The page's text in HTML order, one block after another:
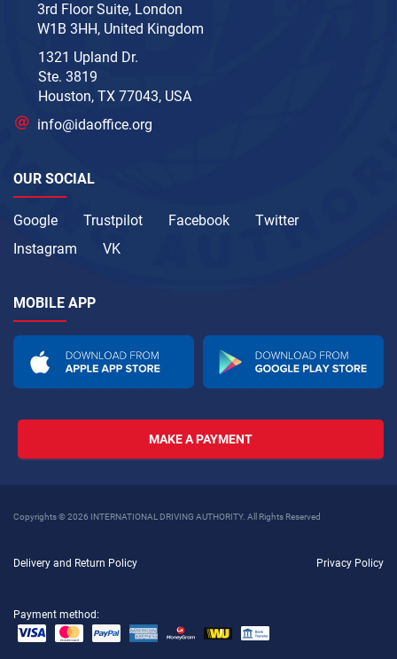
3rd Floor Suite, London
W1B 3HH, United Kingdom
1321 Upland Dr.
Ste. 3819
Houston, TX 77043, USA
info@idaoffice.org
OUR SOCIAL
Google Trustpilot Facebook
Twitter
Instagram
VK
MOBILE APP
MAKE A PAYMENT
Copyrights © 2026 INTERNATIONAL DRIVING AUTHORITY. All Rights Reserved
Delivery and Return Policy Privacy Policy
Payment method: